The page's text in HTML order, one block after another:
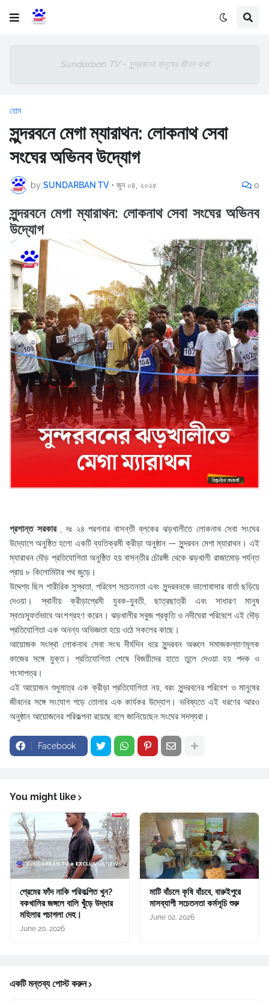
Sundarban TV - সুন্দরবনের মানুষের জীবন কথা
হোম
সুন্দরবনে মেগা ম্যারাথন: লোকনাথ সেবা
সংঘের অভিনব উদ্যোগ
by SUNDARBAN TV • জুন ০৪, ২০২৫ 0
সুন্দরবনে মেগা ম্যারাথন: লোকনাথ সেবা সংঘের অভিনব
উদ্যোগ
প্রশান্ত সরকার , দঃ ২৪ পরগনার বাসন্তী ব্লকের ঝড়খালীতে লোকনাথ সেবা সংঘের
উদ্যোগে অনুষ্ঠিত হলো একটি ব্যতিক্রমী ক্রীড়া অনুষ্ঠান — সুন্দরবন মেগা ম্যারাথন। এই
ম্যারাথন দৌড় প্রতিযোগিতা অনুষ্ঠিত হয় বাসন্তীর চৌরঙ্গী থেকে ঝড়খালী রাজামোড় পর্যন্ত
প্রায় ৮ কিলোমিটার পথ জুড়ে।
উদ্দেশ্য ছিল শারীরিক সুস্থতা, পরিবেশ সচেতনতা এবং সুন্দরবনকে ভালোবাসার বার্তা ছড়িয়ে
দেওয়া। স্থানীয় ক্রীড়াপ্রেমী যুবক-যুবতী, ছাত্রছাত্রী এবং সাধারণ মানুষ
স্বতঃস্ফূর্তভাবে অংশগ্রহণ করেন। ঝড়খালীর সবুজ প্রকৃতি ও নদীঘেরা পরিবেশে এই দৌড়
প্রতিযোগিতা এক অনন্য অভিজ্ঞতা হয়ে ওঠে সকলের কাছে।
আয়োজক সংস্থা লোকনাথ সেবা সংঘ দীর্ঘদিন ধরে সুন্দরবন অঞ্চলে সমাজকল্যাণমূলক
কাজের সঙ্গে যুক্ত। প্রতিযোগিতা শেষে বিজয়ীদের হাতে তুলে দেওয়া হয় পদক ও
শংসাপত্র।
এই আয়োজন শুধুমাত্র এক ক্রীড়া প্রতিযোগিতা নয়, বরং সুন্দরবনের পরিবেশ ও মানুষের
জীবনের সঙ্গে সংযোগ গড়ে তোলার এক কার্যকর উদ্যোগ। ভবিষ্যতে এই ধরণের আরও
অনুষ্ঠান আয়োজনের পরিকল্পনা রয়েছে বলে জানিয়েছেন সংঘের সদস্যরা।
Facebook
You might like
প্রেমের ফাঁদ নাকি পরিকল্পিত খুন?
বকখালির জঙ্গলে বালি খুঁড়ে উদ্ধার
মহিলার পচাগলা দেহ।
June 20, 2026
মাটি বাঁচলে কৃষি বাঁচবে, বারুইপুরে
মাসব্যাপী সচেতনতা কর্মসূচি শুরু
June 02, 2026
একটি মন্তব্য পোস্ট করুন